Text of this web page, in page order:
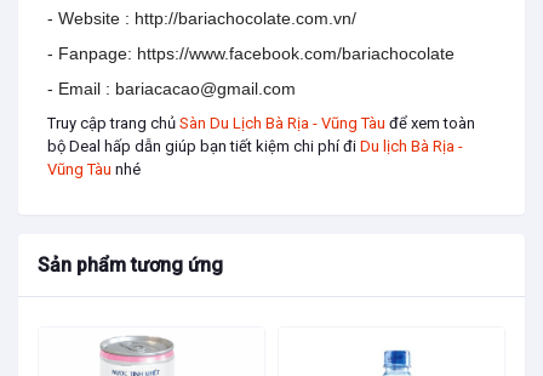
- Website : http://bariachocolate.com.vn/
- Fanpage: https://www.facebook.com/bariachocolate
- Email : bariacacao@gmail.com
Truy cập trang chủ Sàn Du Lịch Bà Rịa - Vũng Tàu để xem toàn
bộ Deal hấp dẫn giúp bạn tiết kiệm chi phí đi Du lịch Bà Rịa -
Vũng Tàu nhé
Sản phẩm tương ứng